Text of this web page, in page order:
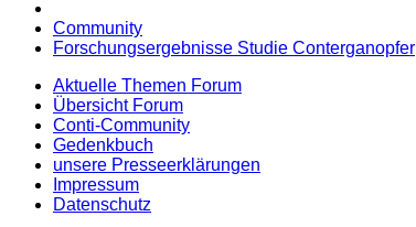
Community
Forschungsergebnisse Studie Conterganopfer
Aktuelle Themen Forum
Übersicht Forum
Conti-Community
Gedenkbuch
unsere Presseerklärungen
Impressum
Datenschutz